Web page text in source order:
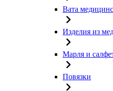
Вата
Изделия из
Марля и
Повязки